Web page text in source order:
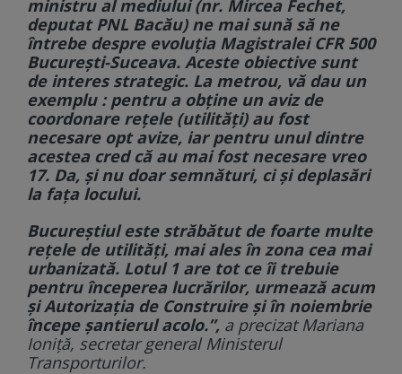
ministru al mediului (nr. Mircea Fechet,
deputat PNL Bacău) ne mai sună să ne
întrebe despre evoluția Magistralei CFR 500
București-Suceava. Aceste obiective sunt
de interes strategic. La metrou, vă dau un
exemplu : pentru a obține un aviz de
coordonare rețele (utilități) au fost
necesare opt avize, iar pentru unul dintre
acestea cred că au mai fost necesare vreo
17. Da, și nu doar semnături, ci și deplasări
la fața locului.
Bucureștiul este străbătut de foarte multe
rețele de utilități, mai ales în zona cea mai
urbanizată. Lotul 1 are tot ce îi trebuie
pentru începerea lucrărilor, urmează acum
și Autorizația de Construire și în noiembrie
începe șantierul acolo.”, a precizat Mariana
Ioniță, secretar general Ministerul
Transporturilor.